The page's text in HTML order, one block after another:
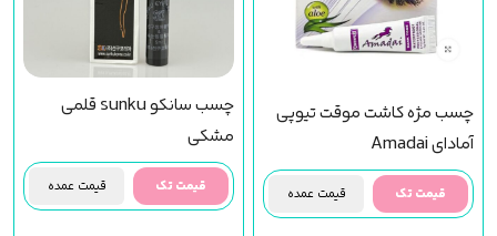
چسب مژه کاشت موقت تیوپی
آمادای Amadai
قیمت تک قیمت عمده
چسب سانکو sunku قلمی
مشکی
قیمت تک قیمت عمده